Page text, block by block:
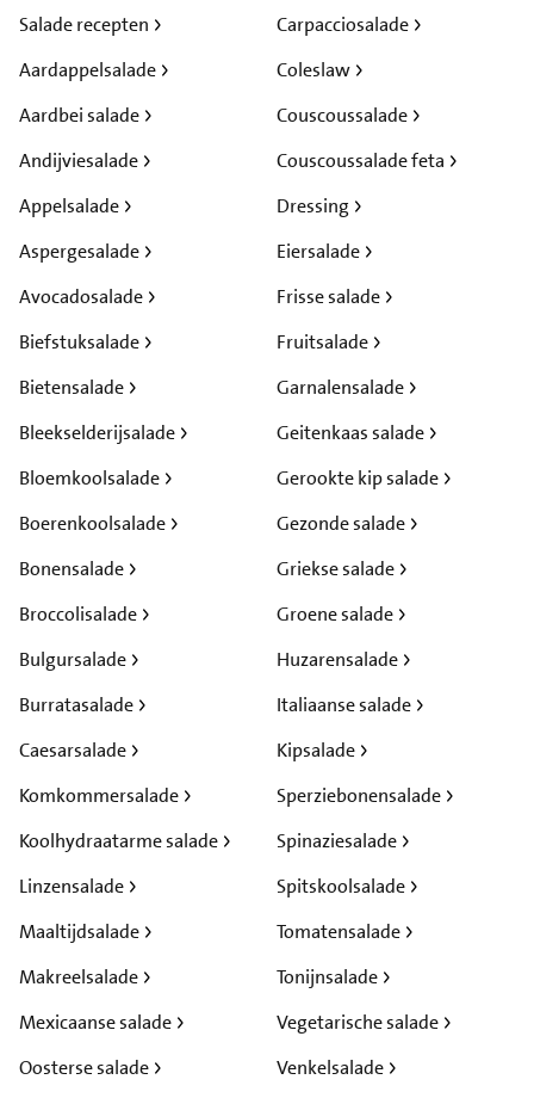
Salade recepten
Aardappelsalade
Aardbei salade
Andijviesalade
Appelsalade
Aspergesalade
Avocadosalade
Biefstuksalade
Bietensalade
Bleekselderijsalade
Bloemkoolsalade
Boerenkoolsalade
Bonensalade
Broccolisalade
Bulgursalade
Burratasalade
Caesarsalade
Carpacciosalade
Coleslaw
Couscoussalade
Couscoussalade feta
Dressing
Eiersalade
Frisse salade
Fruitsalade
Garnalensalade
Geitenkaas salade
Gerookte kip salade
Gezonde salade
Griekse salade
Groene salade
Huzarensalade
Italiaanse salade
Kipsalade
Komkommersalade
Koolhydraatarme salade
Linzensalade
Maaltijdsalade
Makreelsalade
Mexicaanse salade
Oosterse salade
Sperziebonensalade
Spinaziesalade
Spitskoolsalade
Tomatensalade
Tonijnsalade
Vegetarische salade
Venkelsalade